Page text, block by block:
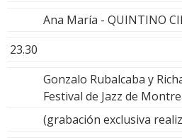
Ana María - QUINTINO
23.30
Gonzalo Rubalcaba y
Festival de Jazz de
(grabación exclusiva